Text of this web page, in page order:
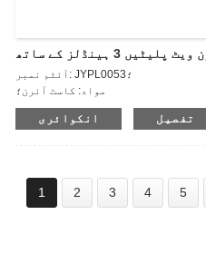
3 ہینڈلز کے ساتھ
آئٹم نمبر: JYPL0053؛
مواد: کاسٹ آئرن؛
سوراخ کا قطر: 51 ملی میٹر؛
انکوائری تفصیل
1 2 3 4 5